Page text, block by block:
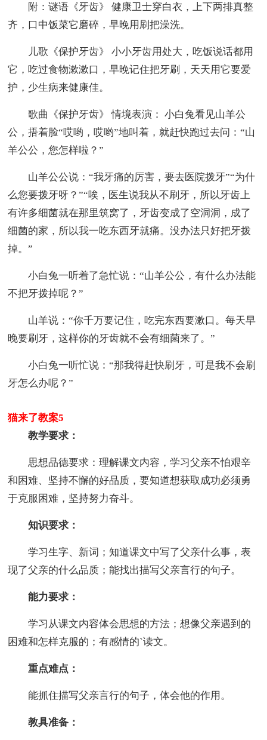
附：谜语《牙齿》 健康卫士穿白衣，上下两排真整
齐，口中饭菜它磨碎，早晚用刷把澡洗。
儿歌《保护牙齿》 小小牙齿用处大，吃饭说话都用
它，吃过食物漱漱口，早晚记住把牙刷，天天用它要爱
护，少生病来健康佳。
歌曲《保护牙齿》 情境表演： 小白兔看见山羊公
公，捂着脸“哎哟，哎哟”地叫着，就赶快跑过去问：“山
羊公公，您怎样啦？”
山羊公公说：“我牙痛的厉害，要去医院拨牙”“为什
么您要拨牙呀？”“唉，医生说我从不刷牙，所以牙齿上
有许多细菌就在那里筑窝了，牙齿变成了空洞洞，成了
细菌的家，所以我一吃东西牙就痛。没办法只好把牙拨
掉。”
小白兔一听着了急忙说：“山羊公公，有什么办法能
不把牙拨掉呢？”
山羊说：“你千万要记住，吃完东西要漱口。每天早
晚要刷牙，这样你的牙齿就不会有细菌来了。”
小白兔一听忙说：“那我得赶快刷牙，可是我不会刷
牙怎么办呢？”
猫来了教案5
教学要求：
思想品德要求：理解课文内容，学习父亲不怕艰辛
和困难、坚持不懈的好品质，要知道想获取成功必须勇
于克服困难，坚持努力奋斗。
知识要求：
学习生字、新词；知道课文中写了父亲什么事，表
现了父亲的什么品质；能找出描写父亲言行的句子。
能力要求：
学习从课文内容体会思想的方法；想像父亲遇到的
困难和怎样克服的；有感情的`读文。
重点难点：
能抓住描写父亲言行的句子，体会他的作用。
教具准备：